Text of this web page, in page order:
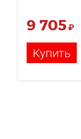
9 705₽
Купить